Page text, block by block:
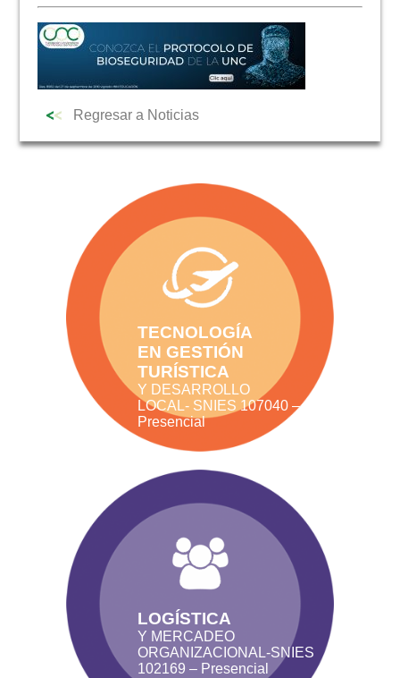
Regresar a Noticias
TECNOLOGÍA
EN GESTIÓN
TURÍSTICA
Y DESARROLLO
LOCAL- SNIES 107040 –
Presencial
LOGÍSTICA
Y MERCADEO
ORGANIZACIONAL-SNIES
102169 – Presencial